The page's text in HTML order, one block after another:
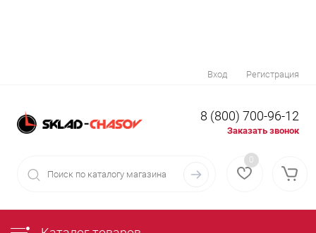
Вход Регистрация
8 (800) 700-96-12
Заказать звонок
0